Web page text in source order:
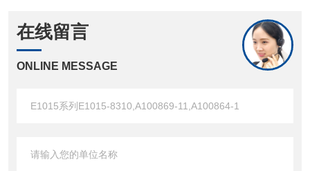
在线留言
ONLINE MESSAGE